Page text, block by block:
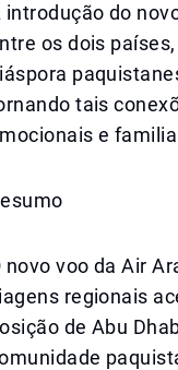
introdução do
os dois
tais
e
novo voo da Air
regionais
de Abu